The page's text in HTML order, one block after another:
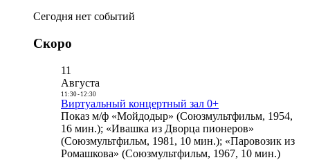
Сегодня нет событий
Скоро
11
Августа
11:30- 12:30
Виртуальный концертный зал 0+
Показ м/ф «Мойдодыр» (Союзмультфильм, 1954,
16 мин.); «Ивашка из Дворца пионеров»
(Союзмультфильм, 1981, 10 мин.); «Паровозик из
Ромашкова» (Союзмультфильм, 1967, 10 мин.)